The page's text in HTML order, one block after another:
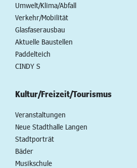
Umwelt/Klima/Abfall
Verkehr/Mobilität
Glasfaserausbau
Aktuelle Baustellen
Paddelteich
CINDY S
Kultur/Freizeit/Tourismus
Veranstaltungen
Neue Stadthalle Langen
Stadtporträt
Bäder
Musikschule